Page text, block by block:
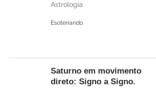
Astrologia
Esoteriando
Saturno em movimento
direto: Signo a Signo.